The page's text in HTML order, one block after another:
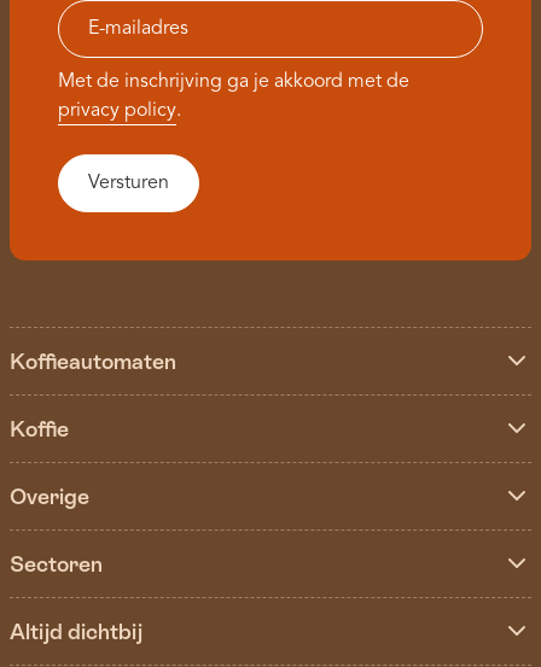
Met de inschrijving ga je akkoord met de
privacy policy.
Koffieautomaten
Koffie
Overige
Sectoren
Altijd dichtbij